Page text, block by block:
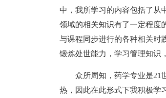
中，我所学习的内容包括了从
领域的相关知识有了一定程度
与课程同步进行的各种相关时
锻炼处世能力，学习管理知识
众所周知，药学专业是21
热，因此在此形式下我积极学